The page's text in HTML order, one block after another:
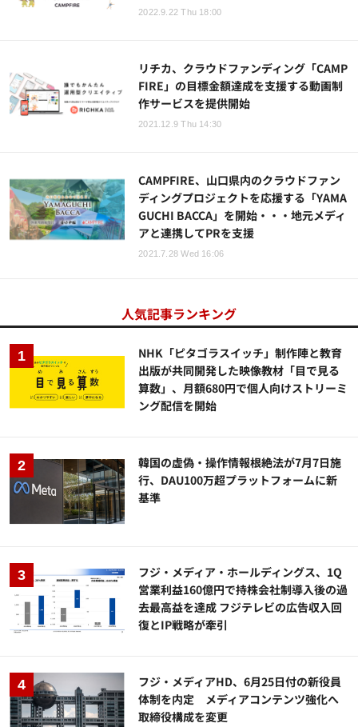
2022.9.22 Thu 18:00
リチカ、クラウドファンディング「CAMP
FIRE」の目標金額達成を支援する動画制
作サービスを提供開始
2021.12.9 Thu 14:30
CAMPFIRE、山口県内のクラウドファン
ディングプロジェクトを応援する「YAMA
GUCHI BACCA」を開始・・・地元メディ
アと連携してPRを支援
2021.7.28 Wed 16:06
人気記事ランキング
NHK「ピタゴラスイッチ」制作陣と教育
出版が共同開発した映像教材「目で見る
算数」、月額680円で個人向けストリーミ
ング配信を開始
韓国の虚偽・操作情報根絶法が7月7日施
行、DAU100万超プラットフォームに新
基準
フジ・メディア・ホールディングス、1Q
営業利益160億円で持株会社制導入後の過
去最高益を達成 フジテレビの広告収入回
復とIP戦略が牽引
フジ・メディアHD、6月25日付の新役員
体制を内定 メディアコンテンツ強化へ
取締役構成を変更